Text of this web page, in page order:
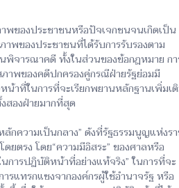
พของประชาชนหรือปัจเจกชนจนเกิดเป็น
พของประชาชนที่ได้รับการรับรองตาม
พิจารณาคดี ทั้งในส่วนของข้อกฎหมาย ก
าพของคดีปกครองคู่กรณีฝ่ายรัฐย่อมมี
น้าที่ในการที่จะเรียกพยานหลักฐานเพิ่มเ
สองฝ่ายมากที่สุด
ความเป็นกลาง” ดังที่รัฐธรรมนูญแห่งร
ตรง โดย“ความมีอิสระ” ของศาลหรือ
การปฏิบัติหน้าที่อย่างแท้จริง” ในการที่จะ
แทรกแซงจากองค์กรผู้ใช้อำนาจรัฐ หรือ